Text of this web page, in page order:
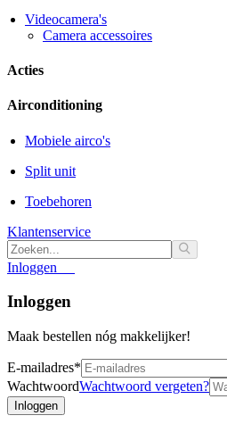
Videocamera's
Camera accessoires
Acties
Airconditioning
Mobiele airco's
Split unit
Toebehoren
Klantenservice
Inloggen
Inloggen
Maak bestellen nóg makkelijker!
E-mailadres*
WachtwoordWachtwoord vergeten?
Inloggen